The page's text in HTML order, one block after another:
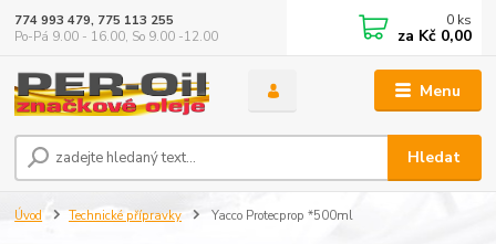
Menu
Hledat
774 993 479, 775 113 255
Po-Pá 9.00 - 16.00, So 9.00 -12.00
0 ks
za Kč 0,00
Úvod Technické přípravky Yacco Protecprop *500ml